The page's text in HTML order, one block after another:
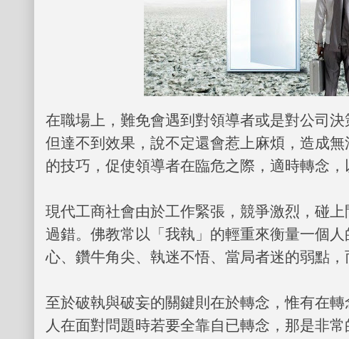
在職場上，難免會遇到對領導者或是對公司
但達不到效果，說不定還會惹上麻煩，造成
的技巧，促使領導者在臨危之際，適時轉念，
現代工商社會由於工作緊張，競爭激烈，碰
過錯。佛教常以「我執」的輕重來衡量一個
心、鑽牛角尖、執迷不悟、當局者迷的弱點
至於破執與破妄的關鍵則在於轉念，惟有在
人在面對問題時若要全靠自已轉念，那是非